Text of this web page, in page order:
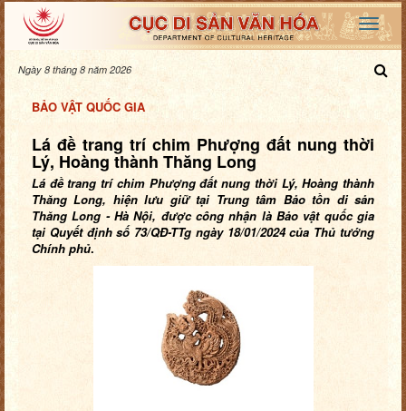
Ngày 8 tháng 8 năm 2026
BẢO VẬT QUỐC GIA
Lá đề trang trí chim Phượng đất nung thời
Lý, Hoàng thành Thăng Long
Lá đề trang trí chim Phượng đất nung thời Lý, Hoàng thành
Thăng Long, hiệnlưu giữ tại Trung tâm Bảo tồn di sản
Thăng Long - Hà Nội, được công nhận là Bảo vật quốc gia
tại Quyết định số 73/QĐ-TTg ngày 18/01/2024 của Thủ tướng
Chính phủ.